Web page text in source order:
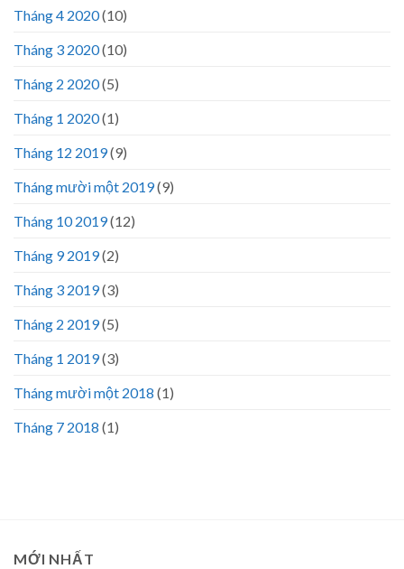
Tháng 4 2020(10)
Tháng 3 2020(10)
Tháng 2 2020(5)
Tháng 1 2020(1)
Tháng 12 2019(9)
Tháng mười một 2019(9)
Tháng 10 2019(12)
Tháng 9 2019(2)
Tháng 3 2019(3)
Tháng 2 2019(5)
Tháng 1 2019(3)
Tháng mười một 2018 (1)
Tháng 7 2018 (1)
MỚI NHẤT